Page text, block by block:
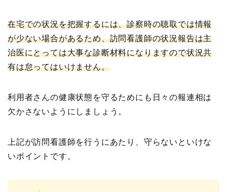
在宅での状況を把握するには、診察時の聴取では情報
が少ない場合があるため、訪問看護師の状況報告は主
治医にとっては大事な診断材料になりますので状況共
有は怠ってはいけません。
利用者さんの健康状態を守るためにも日々の報連相は
欠かさないようにしましょう。
上記が訪問看護師を行うにあたり、守らないといけな
いポイントです。